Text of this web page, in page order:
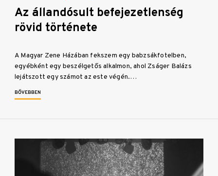
Az állandósult befejezetlenség
rövid története
A Magyar Zene Házában fekszem egy babzsákfotelben,
egyébként egy beszélgetős alkalmon, ahol Zságer Balázs
lejátszott egy számot az este végén.…
BŐVEBBEN